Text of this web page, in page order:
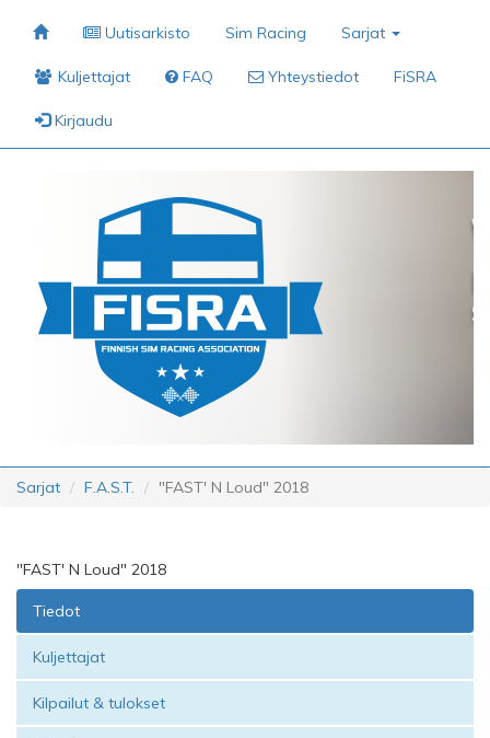
Uutisarkisto Sim Racing Sarjat
Kuljettajat FAQ Yhteystiedot FiSRA
Kirjaudu
Sarjat F.A.S.T. "FAST' N Loud" 2018
"FAST' N Loud" 2018
Tiedot
Kuljettajat
Kilpailut & tulokset